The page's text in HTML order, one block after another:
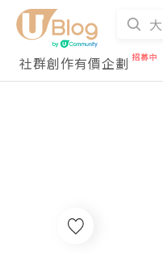
社群創作有價企劃